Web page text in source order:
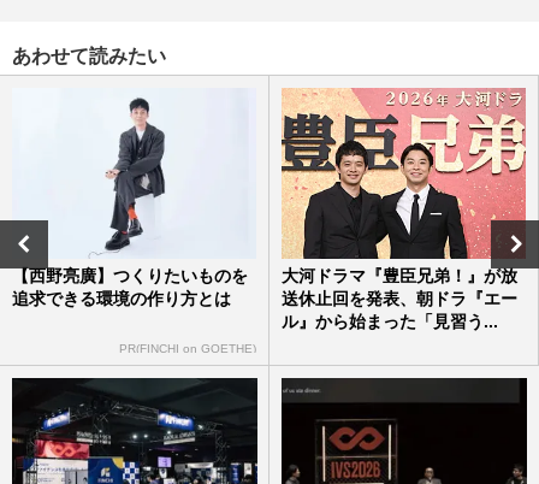
バーだと思っていたんです…
週刊女性2025年11月11日・18日号 2025/11/8
《ロスになった朝ドラ俳優ランキング》岩
田剛典や松村北斗、仲野太賀らを抑えた1
位は「社会現象となった五…
週刊女性2025年8月12日号 2025/7/31
ドラマ『対岸の家事』女性から共感の嵐
「家事と子育ては“仕事じゃない”と言わ
れ…」原作者が明かす誕生秘…
週刊女性2025年6月3日号 2025/5/20
ディーン・フジオカ、美人すぎる妻の“太
ももがっつりタトゥー”公開で「イメージ
あわせて読みたい
【西野亮廣】つくりたいものを
追求できる環境の作り方とは
PR(FINCHI on GOETHE)
大河ドラマ『豊臣兄弟！』が放
送休止回を発表、朝ドラ『エー
ル』から始まった「見習う...